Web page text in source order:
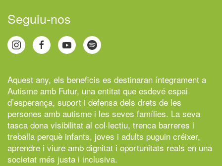
Seguiu-nos
Aquest any, els beneficis es destinaran íntegrament a
Autisme amb Futur, una entitat que esdevé espai
d’esperança, suport i defensa dels drets de les
persones amb autisme i les seves famílies. La seva
tasca dona visibilitat al col·lectiu, trenca barreres i
treballa perquè infants, joves i adults puguin créixer,
aprendre i viure amb dignitat i oportunitats reals en una
societat més justa i inclusiva.